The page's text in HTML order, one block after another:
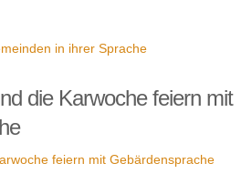
in ihrer Sprache
die Karwoche feiern mit
feiern mit Gebärdensprache